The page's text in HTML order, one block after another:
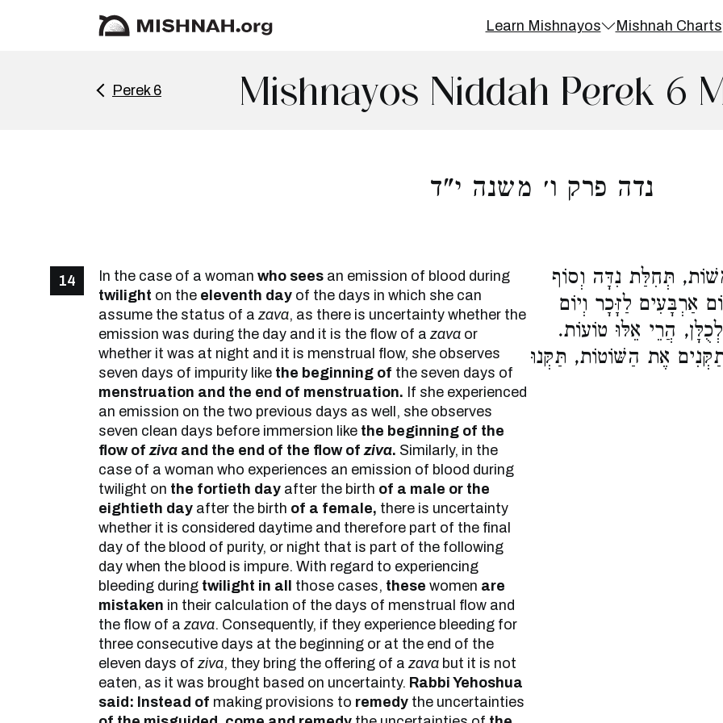
Learn Mishnayos Mishnah Charts
Perek 6 Mishnayos Niddah Perek 6
נדה פרק ו׳ משנה י"ד
14 In the case of a woman who sees an emission of blood during
twilight on the eleventh day of the days in which she can
assume the status of azava, as there is uncertainty whether the
emission was during the day and it is the flow of azava or
whether it was at night and it is menstrual flow, she observes
seven days of impurity like the beginning of the seven days of
menstruation and the end of menstruation. If she experienced
an emission on the two previous days as well, she observes
seven clean days before immersion like the beginning of the
flow ofziva and the end of the flow ofziva. Similarly, in the
case of a woman who experiences an emission of blood during
twilight on the fortieth day after the birth of a male or the
eightieth day after the birth of a female, there is uncertainty
whether it is considered daytime and therefore part of the final
day of the blood of purity, or night that is part of the following
day when the blood is impure. With regard to experiencing
bleeding during twilight in all those cases, these women are
mistaken in their calculation of the days of menstrual flow and
the flow of azava. Consequently, if they experience bleeding for
three consecutive days at the beginning or at the end of the
eleven days ofziva, they bring the offering of azava but it is not
eaten, as it was brought based on uncertainty. Rabbi Yehoshua
said: Instead of making provisions to remedy the uncertainties
תְּחִלַּת נִדָּה וְסוֹף
אַרְבָּעִים לַזָּכָר וְיוֹם
הֲרֵי אֵלּוּ טוֹעוֹת.
אֶת הַשּׁוֹטוֹת, תַּקְּנוּ